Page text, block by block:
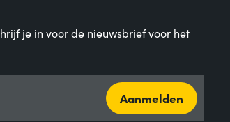
je in voor de nieuwsbrief voor het
Aanmelden